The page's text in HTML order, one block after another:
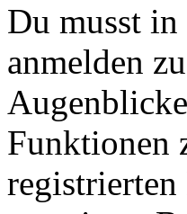
Du musst
anmelden
Funktionen
registrierten